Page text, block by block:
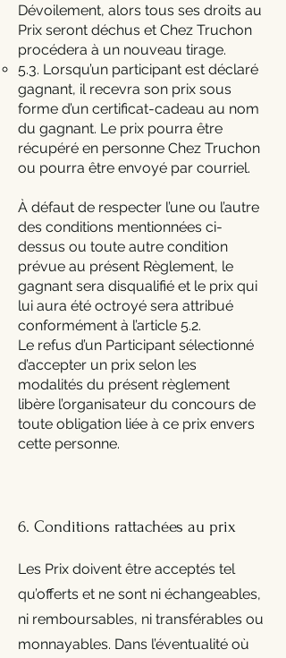
Dévoilement, alors tous ses droits au
Prix seront déchus et Chez Truchon
procédera à un nouveau tirage.
5.3. Lorsqu’un participant est déclaré
gagnant, il recevra son prix sous
forme d’un certificat-cadeau au nom
du gagnant. Le prix pourra être
récupéré en personne Chez Truchon
ou pourra être envoyé par courriel.
À défaut de respecter l’une ou l’autre
des conditions mentionnées ci-
dessus ou toute autre condition
prévue au présent Règlement, le
gagnant sera disqualifié et le prix qui
lui aura été octroyé sera attribué
conformément à l’article 5.2.
Le refus d’un Participant sélectionné
d’accepter un prix selon les
modalités du présent règlement
libère l’organisateur du concours de
toute obligation liée à ce prix envers
cette personne.
6. Conditions rattachées au prix
Les Prix doivent être acceptés tel
qu’offerts et ne sont ni échangeables,
ni remboursables, ni transférables ou
monnayables. Dans l’éventualité où